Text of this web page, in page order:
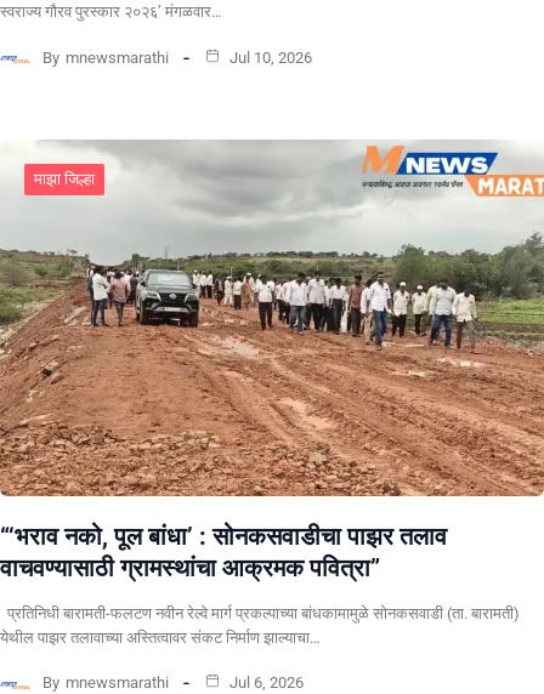
स्वराज्य गौरव पुरस्कार २०२६’ मंगळवार…
By mnewsmarathi Jul 10, 2026
माझा जिल्हा
“‘भराव नको, पूल बांधा’ : सोनकसवाडीचा पाझर तलाव
वाचवण्यासाठी ग्रामस्थांचा आक्रमक पवित्रा”
प्रतिनिधी बारामती-फलटण नवीन रेल्वे मार्ग प्रकल्पाच्या बांधकामामुळे सोनकसवाडी (ता. बारामती)
येथील पाझर तलावाच्या अस्तित्वावर संकट निर्माण झाल्याचा…
By mnewsmarathi Jul 6, 2026